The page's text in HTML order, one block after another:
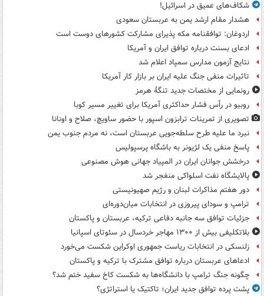
شکاف‌های عمیق در اسرائیل!
هشدار مقام ارشد یمن به عربستان سعودی
اردوغان: توافقنامه مکه پذیرای مشارکت کشورهای دوست است
ادعای بسنت درباره توافق ایران و آمریکا
نتایج آزمون مدارس سمپاد اعلام شد
تاثیرات منفی جنگ علیه ایران بر بازار کار آمریکا
رونمایی از مختصات جدید تنگۀ هرمز
روبیو در رأس فشار حداکثری آمریکا برای تغییر مسیر کوبا
تصویری از تمرینات ترابزون اسپور با حضور ساویچ، صلاح و اونانا
نبرد ما علیه طرح سلطه‌جویی عربستان است، نه مردم جنوب یمن
پاسخ منفی یک لژیونر به باشگاه پرسپولیس
درخشش جوانان ایران در المپیاد جهانی هوش مصنوعی
پالایشگاه نفت اسلواکی منفجر شد
دور هفتم مذاکرات لبنان و رژیم صهیونیستی
ترامپ و سودای پیروزی در انتخابات میان‌دوره‌ای
جزئیات توافق سه جانبه دفاعی ترکیه، عربستان و پاکستان
بلاتکلیفی بیش از ۱۳۰۰ مهاجر خردسال در سئوتای اسپانیا
زلنسکی در انتخابات ریاست جمهوری اوکراین شکست می‌خورد
ادعاهای عربستان درباره توافق مشترک با ترکیه و پاکستان
چگونه جنگ ترامپ با دانشگاه‌ها به شکست کاخ سفید ختم شد؟
پشت پرده توافق جدید ایران؛ تاکتیک یا استراتژی؟